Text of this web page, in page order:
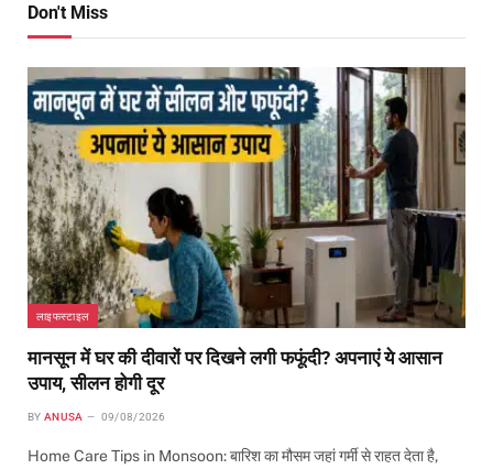
Don't Miss
लाइफस्टाइल
मानसून में घर की दीवारों पर दिखने लगी फफूंदी? अपनाएं ये आसान
उपाय, सीलन होगी दूर
BY ANUSA 09/08/2026
Home Care Tips in Monsoon: बारिश का मौसम जहां गर्मी से राहत देता है,